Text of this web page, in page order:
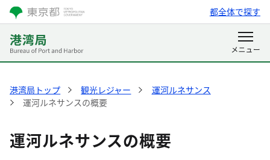
都全体で探す
港湾局トップ 観光レジャー
運河ルネサンス
運河ルネサンスの概要
運河ルネサンスの概要